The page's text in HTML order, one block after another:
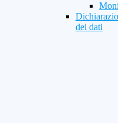
dei dati